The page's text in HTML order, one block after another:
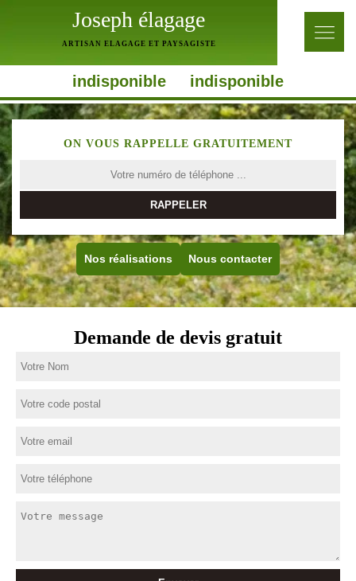
Joseph élagage
ARTISAN ELAGAGE ET PAYSAGISTE
indisponible indisponible
ON VOUS RAPPELLE GRATUITEMENT
Nos réalisations Nous contacter
Demande de devis gratuit